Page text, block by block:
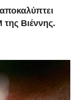
Βιέννης.